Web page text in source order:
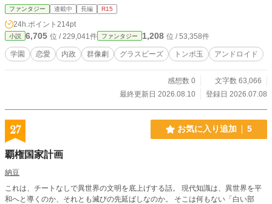
命がけで立ち上がる、アルドーとクリス。 激動の渦中で、
クリスはアルドーからの愛を真っ直ぐに注がれ、身分を超え
て深く想いを通わせていく。 「自分たちの手で新しい国と
二人の未来を支える」と誓った若者たちの、情熱と不屈の物
語。
ファンタジー 連載中 長編 R15
24h.ポイント 214pt
小説 6,705 位 / 229,041件 ファンタジー 1,208 位 / 53,358件
学園 恋愛 内政 群像劇 グラスビーズ トンボ玉 アンドロイド
感想数 0
文字数 63,066
最終更新日 2026.08.10
登録日 2026.07.08
27 お気に入り追加 5
覇権国家計画
納豆
これは、チートなしで異世界の文明を底上げする話。 現代知識は、異世界を平
和へと導くのか、それとも滅びの先延ばしなのか。 そこは何もない「白い部